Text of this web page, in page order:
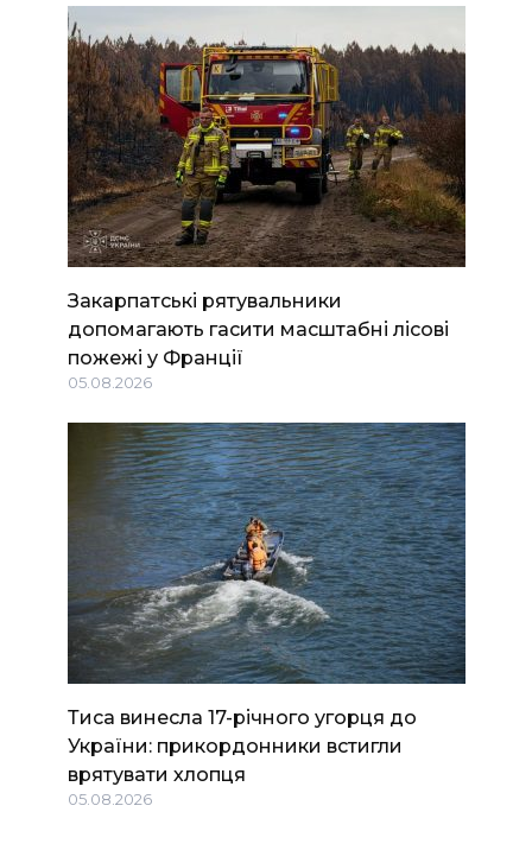
Закарпатські рятувальники
допомагають гасити масштабні лісові
пожежі у Франції
05.08.2026
Тиса винесла 17-річного угорця до
України: прикордонники встигли
врятувати хлопця
05.08.2026